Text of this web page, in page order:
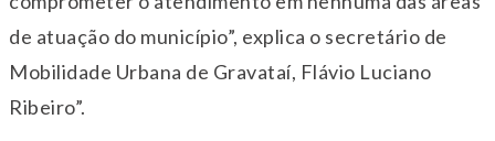
de atuação do município”, explica o secretário de
Mobilidade Urbana de Gravataí, Flávio Luciano
Ribeiro”.